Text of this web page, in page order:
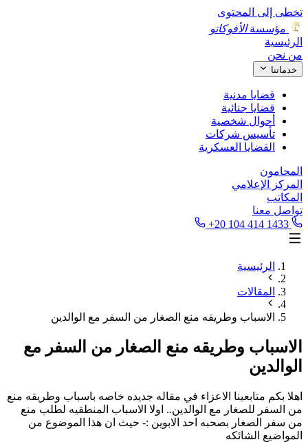
تخطى إلى المحتوى
مؤسسةالأفوكاتو
الرئيسية
من نحن
خدماتنا
قضايا مدنية
قضايا جنائية
أحوال شخصية
تأسيس شركات
القضايا العسكرية
المحامون
المركز الإعلامي
المكاتب
تواصل معنا
+20 104 414 1433
الرئيسية
المقالات
الاسباب وطريقه منع الصغار من السفر مع الوالدين
الاسباب وطريقه منع الصغار من السفر مع
الوالدين
اهلا بكم متابعينا الاعزاء في مقاله جديده خاصه باسباب وطريقه منع
من السفر للصغار مع الوالدين.. اولا الاسباب المنطقيه لطلب منع
من سفر الصغار بصحبه احد الابوين :- حيث ان هذا الموضوع من
المواضيع الشائكه